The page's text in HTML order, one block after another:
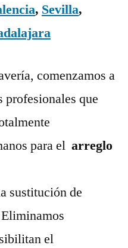
, Sevilla,
comenzamos a
que
para el arreglo
sustitución de
el